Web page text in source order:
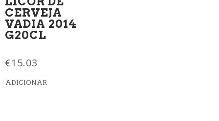
CERVEJA
VADIA 2014
G20CL
€15.03
ADICIONAR